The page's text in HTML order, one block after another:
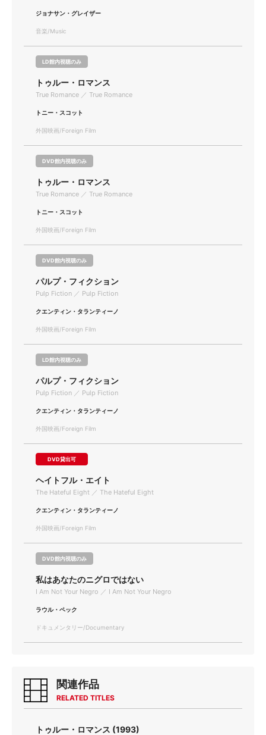
ジョナサン・グレイザー
音楽/Music
LD館内視聴のみ
トゥルー・ロマンス
True Romance ／ True Romance
トニー・スコット
外国映画/Foreign Film
DVD館内視聴のみ
トゥルー・ロマンス
True Romance ／ True Romance
トニー・スコット
外国映画/Foreign Film
DVD館内視聴のみ
パルプ・フィクション
Pulp Fiction ／ Pulp Fiction
クエンティン・タランティーノ
外国映画/Foreign Film
LD館内視聴のみ
パルプ・フィクション
Pulp Fiction ／ Pulp Fiction
クエンティン・タランティーノ
外国映画/Foreign Film
DVD貸出可
ヘイトフル・エイト
The Hateful Eight ／ The Hateful Eight
クエンティン・タランティーノ
外国映画/Foreign Film
DVD館内視聴のみ
私はあなたのニグロではない
I Am Not Your Negro ／ I Am Not Your Negro
ラウル・ペック
ドキュメンタリー/Documentary
関連作品
RELATED TITLES
トゥルー・ロマンス (1993)